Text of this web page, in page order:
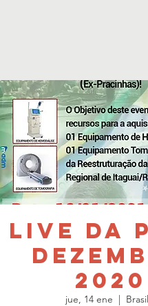
Live da
2020
jue, 14 ene
  |